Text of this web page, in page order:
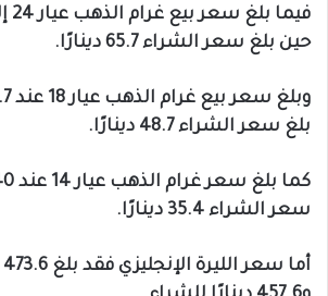
حين بلغ سعر الشراء 65.7 دينارًا.
بلغ سعر الشراء 48.7 دينارًا.
سعر الشراء 35.4 دينارًا.